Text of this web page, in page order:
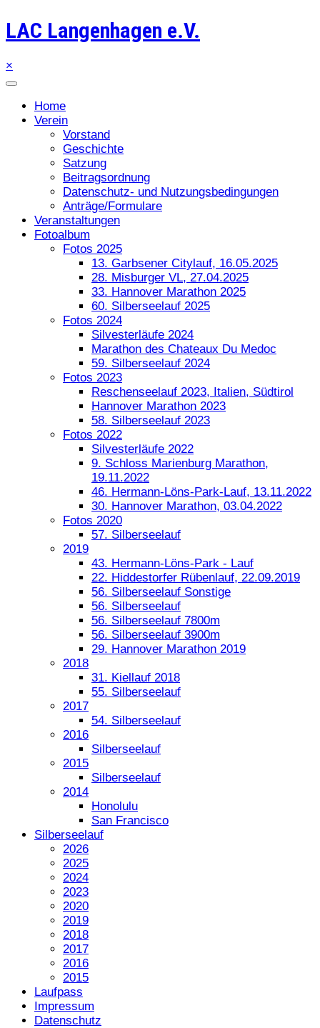
LAC Langenhagen e.V.
×
Home
Verein
Vorstand
Geschichte
Satzung
Beitragsordnung
Datenschutz- und Nutzungsbedingungen
Anträge/Formulare
Veranstaltungen
Fotoalbum
Fotos 2025
13. Garbsener Citylauf, 16.05.2025
28. Misburger VL, 27.04.2025
33. Hannover Marathon 2025
60. Silberseelauf 2025
Fotos 2024
Silvesterläufe 2024
Marathon des Chateaux Du Medoc
59. Silberseelauf 2024
Fotos 2023
Reschenseelauf 2023, Italien, Südtirol
Hannover Marathon 2023
58. Silberseelauf 2023
Fotos 2022
Silvesterläufe 2022
9. Schloss Marienburg Marathon,
19.11.2022
46. Hermann-Löns-Park-Lauf, 13.11.2022
30. Hannover Marathon, 03.04.2022
Fotos 2020
57. Silberseelauf
2019
43. Hermann-Löns-Park - Lauf
22. Hiddestorfer Rübenlauf, 22.09.2019
56. Silberseelauf Sonstige
56. Silberseelauf
56. Silberseelauf 7800m
56. Silberseelauf 3900m
29. Hannover Marathon 2019
2018
31. Kiellauf 2018
55. Silberseelauf
2017
54. Silberseelauf
2016
Silberseelauf
2015
Silberseelauf
2014
Honolulu
San Francisco
Silberseelauf
2026
2025
2024
2023
2020
2019
2018
2017
2016
2015
Laufpass
Impressum
Datenschutz